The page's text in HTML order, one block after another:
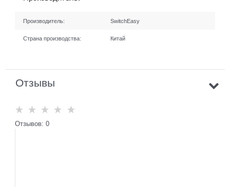
Производитель: SwitchEasy
Страна производства: Китай
Отзывы
Отзывов: 0